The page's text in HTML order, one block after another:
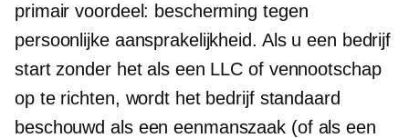
primair voordeel: bescherming tegen
persoonlijke aansprakelijkheid. Als u een bedrijf
start zonder het als een LLC of vennootschap
op te richten, wordt het bedrijf standaard
beschouwd als een eenmanszaak (of als een